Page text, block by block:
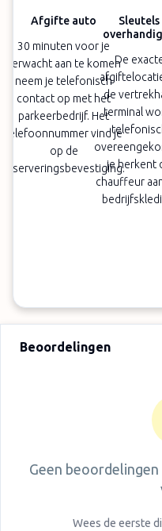
Afgifte auto
30 minuten voor je
verwacht aan te komen
neem je telefonisch
contact op met het
parkeerbedrijf. Het
telefoonnummer vind je
op de
reserveringsbevestiging.
Sleutels
De
de
terminal
je herkent
chauffeur
Beoordelingen
Geen
Wees de eerste